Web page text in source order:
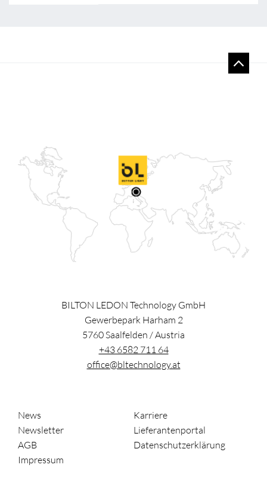
BILTON LEDON Technology GmbH
Gewerbepark Harham 2
5760Saalfelden /Austria
+43 6582 711 64
office@bltechnology.at
News
Karriere
Newsletter
Lieferantenportal
AGB
Datenschutzerklärung
Impressum